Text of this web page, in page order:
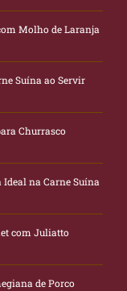
Molho de Laranja
Suína ao Servir
Churrasco
Ideal na Carne Suína
com Juliatto
de Porco